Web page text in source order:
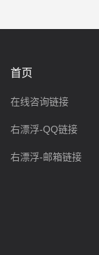
首页
在线咨询链接
右漂浮-QQ链接
右漂浮-邮箱链接